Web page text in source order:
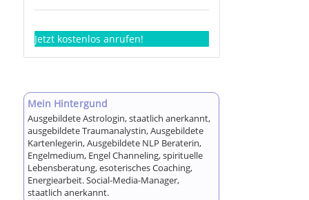
Jetzt kostenlos anrufen!
Mein Hintergund
Ausgebildete Astrologin, staatlich anerkannt,
ausgebildete Traumanalystin, Ausgebildete
Kartenlegerin, Ausgebildete NLP Beraterin,
Engelmedium, Engel Channeling, spirituelle
Lebensberatung, esoterisches Coaching,
Energiearbeit. Social-Media-Manager,
staatlich anerkannt.